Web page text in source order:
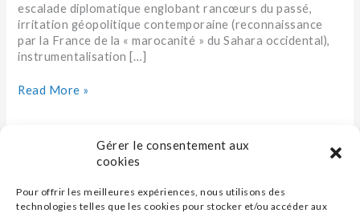
Gérer le consentement aux
cookies
Pour offrir les meilleures expériences, nous utilisons des
technologies telles que les cookies pour stocker et/ou accéder aux
escalade diplomatique englobant rancœurs du passé,
irritation géopolitique contemporaine (reconnaissance
par la France de la « marocanité » du Sahara occidental),
instrumentalisation […]
Read More »